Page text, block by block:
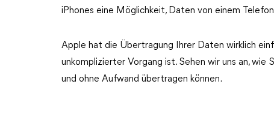
iPhones eine Möglichkeit, Daten von einem
Apple hat die Übertragung Ihrer Daten wirklich
unkomplizierter Vorgang ist. Sehen wir uns an, wie
und ohne Aufwand übertragen können.